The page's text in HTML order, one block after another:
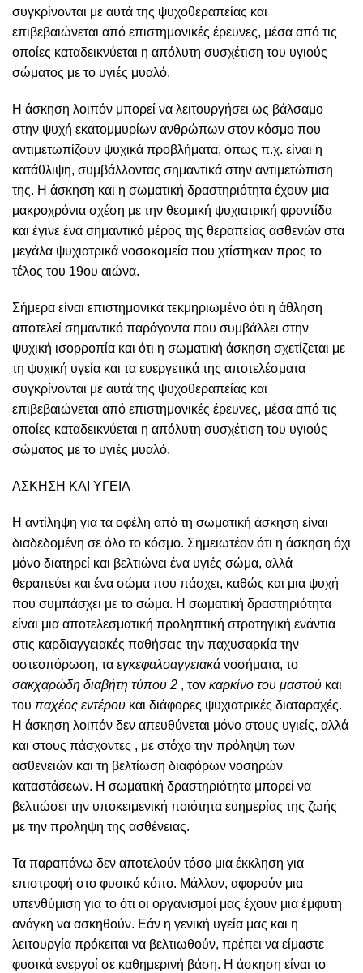
συγκρίνονται με αυτά της ψυχοθεραπείας και
επιβεβαιώνεται από επιστημονικές έρευνες, μέσα από τις
οποίες καταδεικνύεται η απόλυτη συσχέτιση του υγιούς
σώματος με το υγιές μυαλό.
Η άσκηση λοιπόν μπορεί να λειτουργήσει ως βάλσαμο
στην ψυχή εκατομμυρίων ανθρώπων στον κόσμο που
αντιμετωπίζουν ψυχικά προβλήματα, όπως π.χ. είναι η
κατάθλιψη, συμβάλλοντας σημαντικά στην αντιμετώπιση
της. Η άσκηση και η σωματική δραστηριότητα έχουν μια
μακροχρόνια σχέση με την θεσμική ψυχιατρική φροντίδα
και έγινε ένα σημαντικό μέρος της θεραπείας ασθενών στα
μεγάλα ψυχιατρικά νοσοκομεία που χτίστηκαν προς το
τέλος του 19ου αιώνα.
Σήμερα είναι επιστημονικά τεκμηριωμένο ότι η άθληση
αποτελεί σημαντικό παράγοντα που συμβάλλει στην
ψυχική ισορροπία και ότι η σωματική άσκηση σχετίζεται με
τη ψυχική υγεία και τα ευεργετικά της αποτελέσματα
συγκρίνονται με αυτά της ψυχοθεραπείας και
επιβεβαιώνεται από επιστημονικές έρευνες, μέσα από τις
οποίες καταδεικνύεται η απόλυτη συσχέτιση του υγιούς
σώματος με το υγιές μυαλό.
ΑΣΚΗΣΗ ΚΑΙ ΥΓΕΙΑ
Η αντίληψη για τα οφέλη από τη σωματική άσκηση είναι
διαδεδομένη σε όλο το κόσμο. Σημειωτέον ότι η άσκηση όχι
μόνο διατηρεί και βελτιώνει ένα υγιές σώμα, αλλά
θεραπεύει και ένα σώμα που πάσχει, καθώς και μια ψυχή
που συμπάσχει με το σώμα. Η σωματική δραστηριότητα
είναι μια αποτελεσματική προληπτική στρατηγική ενάντια
στις καρδιαγγειακές παθήσεις την παχυσαρκία την
οστεοπόρωση, τα εγκεφαλοαγγειακάνοσήματα, το
σακχαρώδη διαβήτη τύπου 2 , τον καρκίνο του μαστού και
του παχέος εντέρου και διάφορες ψυχιατρικές διαταραχές.
Η άσκηση λοιπόν δεν απευθύνεται μόνο στους υγιείς, αλλά
και στους πάσχοντες , με στόχο την πρόληψη των
ασθενειών και τη βελτίωση διαφόρων νοσηρών
καταστάσεων. Η σωματική δραστηριότητα μπορεί να
βελτιώσει την υποκειμενική ποιότητα ευημερίας της ζωής
με την πρόληψη της ασθένειας.
Τα παραπάνω δεν αποτελούν τόσο μια έκκληση για
επιστροφή στο φυσικό κόπο. Μάλλον, αφορούν μια
υπενθύμιση για το ότι οι οργανισμοί μας έχουν μια έμφυτη
ανάγκη να ασκηθούν. Εάν η γενική υγεία μας και η
λειτουργία πρόκειται να βελτιωθούν, πρέπει να είμαστε
φυσικά ενεργοί σε καθημερινή βάση. Η άσκηση είναι το